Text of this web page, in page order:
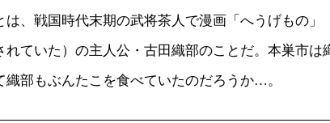
は、戦国時代末期の武将茶人で漫画「へうげもの」
れていた）の主人公・古田織部のことだ。本巣市は
織部もぶんたこを食べていたのだろうか…。